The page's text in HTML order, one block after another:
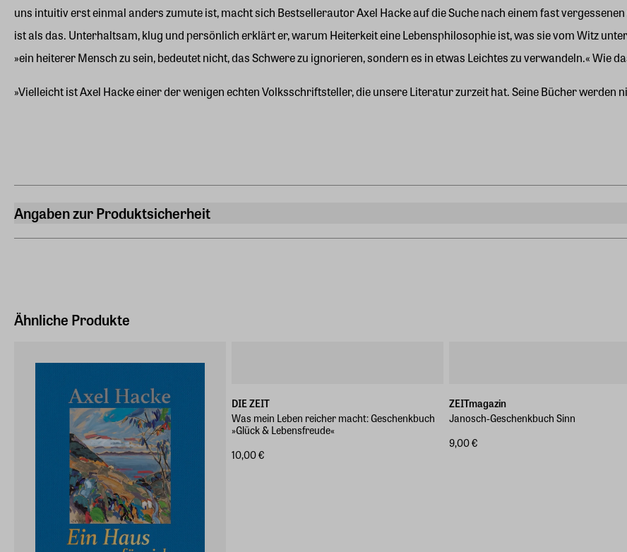
uns intuitiv erst einmal anders zumute ist, macht sich Bestsellerautor Axel Hacke auf die Suche nach einem fast
ist als das. Unterhaltsam, klug und persönlich erklärt er, warum Heiterkeit eine Lebensphilosophie ist, was sie vom Witz
»ein heiterer Mensch zu sein, bedeutet nicht, das Schwere zu ignorieren, sondern es in etwas Leichtes zu verwandeln.« Wie
»Vielleicht ist Axel Hacke einer der wenigen echten Volksschriftsteller, die unsere Literatur zurzeit hat. Seine Bücher werden
Angaben zur Produktsicherheit
Deutschland (EU)
Ähnliche Produkte
DIE ZEIT
Was mein Leben reicher macht: Geschenkbuch
»Glück & Lebensfreude«
10,00 €
ZEITmagazin
Janosch-Geschenkbuch Sinn
9,00 €